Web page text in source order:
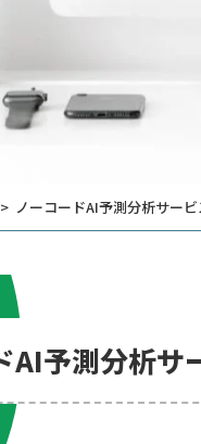
> ノーコードAI予測分析サー
AI予測分析サ